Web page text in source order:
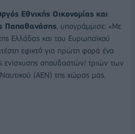
Εθνικής Οικονομίας και
Παπαθανάσης , υπογράμμισε: «Με
Ελλάδας και του Ευρωπαϊκού
εφικτό για πρώτη φορά ένα
ενίσχυσης σπουδαστών/ τριών των
(ΑΕΝ) της χώρας μας.